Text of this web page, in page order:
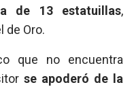
de 13 estatuillas,
de Oro.
que no encuentra
se apoderó de la